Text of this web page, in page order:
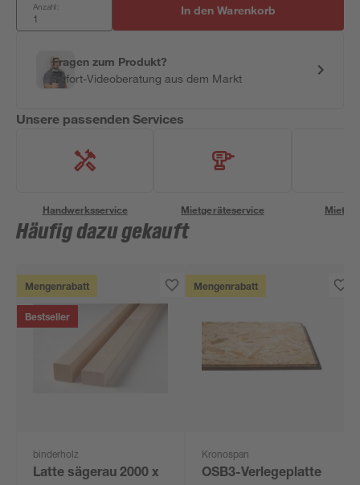
Anzahl: In den Warenkorb
Fragen zum Produkt?
Sofort-Videoberatung aus dem Markt
Unsere passenden Services
Handwerksservice Mietgeräteservice
Häufig dazu gekauft
Mengenrabatt
Bestseller
binderholz
Latte sägerau 2000 x
Mengenrabatt
Kronospan
OSB3-Verlegeplatte